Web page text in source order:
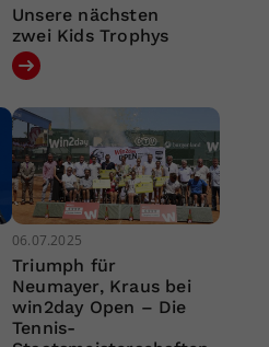
Unsere nächsten
zwei Kids Trophys
06.07.2025
Triumph für
Neumayer, Kraus bei
win2day Open – Die
Tennis-